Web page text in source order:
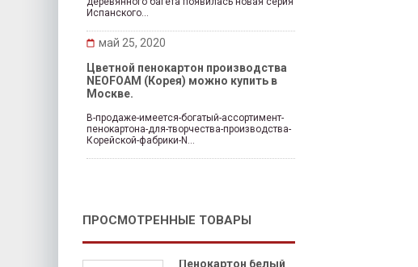
Испанского...
май 25, 2020
Цветной пенокартон производства
NEOFOAM (Корея) можно купить в
Москве.
В-продаже-имеется-богатый-ассортимент-
пенокартона-для-творчества-производства-
Корейской-фабрики-N...
ПРОСМОТРЕННЫЕ ТОВАРЫ
Пенокартон белый